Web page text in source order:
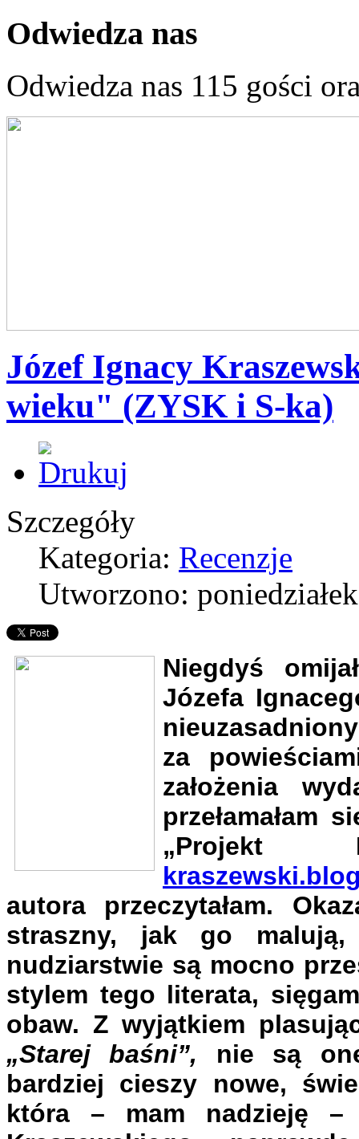
Odwiedza nas
Odwiedza nas 115 gości
Józef Ignacy
wieku" (ZYSK i S-ka)
Szczegóły
Kategoria: Recenzje
Utworzono:
Niegdyś
Józefa
za
założenia
przełamałam
„Projekt
autora przeczytałam.
straszny, jak go
nudziarstwie są mocno
stylem tego literata,
obaw. Z wyjątkiem
„Starej baśni”, nie są
bardziej cieszy nowe,
która – mam nadzieję